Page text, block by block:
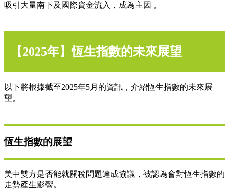
吸引大量南下及國際資金流入，成為主因 。
【2025年】恆生指數的未來展望
以下將根據截至2025年5月的資訊，介紹恆生指數的未來展
望。
恆生指數的展望
美中雙方是否能就關稅問題達成協議，被認為會對恆生指數的
走勢產生影響。